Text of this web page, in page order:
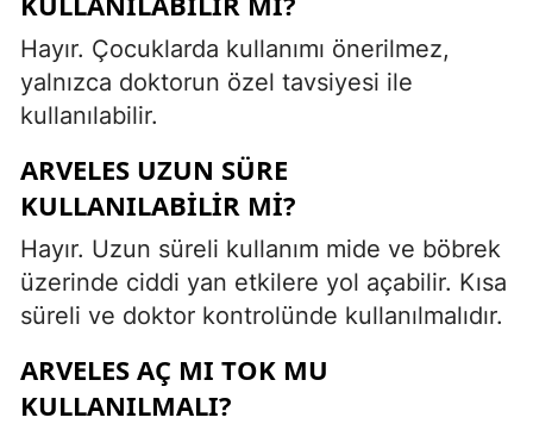
Hayır. Çocuklarda kullanımı önerilmez,
yalnızca doktorun özel tavsiyesi ile
kullanılabilir.
ARVELES UZUN SÜRE
KULLANILABILIR MI?
Hayır. Uzun süreli kullanım mide ve böbrek
üzerinde ciddi yan etkilere yol açabilir. Kısa
süreli ve doktor kontrolünde kullanılmalıdır.
ARVELES AÇ MI TOK MU
KULLANILMALI?